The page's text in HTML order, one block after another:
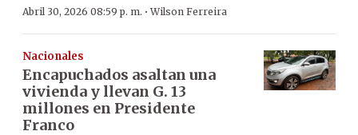
Abril 30, 2026 08:59 p. m. ·Wilson Ferreira
Nacionales
Encapuchados asaltan una
vivienda y llevan G. 13
millones en Presidente
Franco